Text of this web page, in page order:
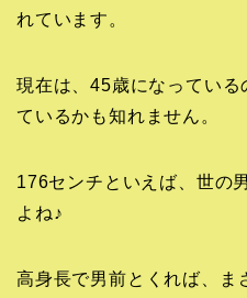
れています。
現在は、45歳になっている
ているかも知れません。
176センチといえば、世の
よね♪
高身長で男前とくれば、ま